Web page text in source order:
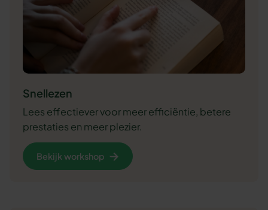
Snellezen
Lees effectiever voor meer efficiëntie, betere
prestaties en meer plezier.
Bekijk workshop